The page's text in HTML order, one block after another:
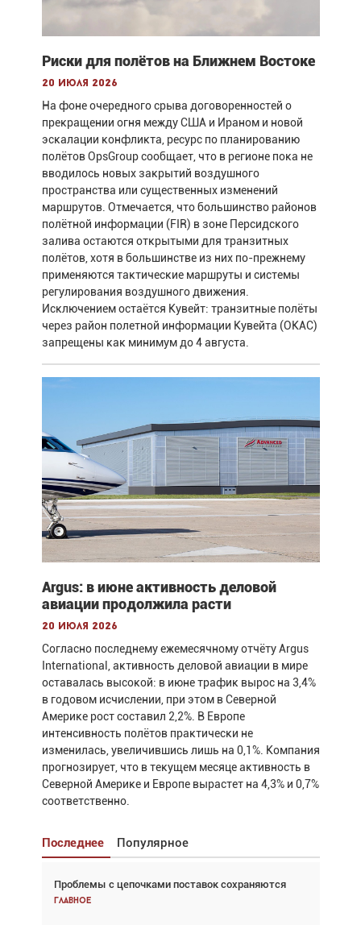
Риски для полётов на Ближнем Востоке
20 июля 2026
На фоне очередного срыва договоренностей о
прекращении огня между США и Ираном и новой
эскалации конфликта, ресурс по планированию
полётов OpsGroup сообщает, что в регионе пока не
вводилось новых закрытий воздушного
пространства или существенных изменений
маршрутов. Отмечается, что большинство районов
полётной информации (FIR) в зоне Персидского
залива остаются открытыми для транзитных
полётов, хотя в большинстве из них по-прежнему
применяются тактические маршруты и системы
регулирования воздушного движения.
Исключением остаётся Кувейт: транзитные полёты
через район полетной информации Кувейта (OKAC)
запрещены как минимум до 4 августа.
Argus: в июне активность деловой
авиации продолжила расти
20 июля 2026
Согласно последнему ежемесячному отчёту Argus
International, активность деловой авиации в мире
оставалась высокой: в июне трафик вырос на 3,4%
в годовом исчислении, при этом в Северной
Америке рост составил 2,2%. В Европе
интенсивность полётов практически не
изменилась, увеличившись лишь на 0,1%. Компания
прогнозирует, что в текущем месяце активность в
Северной Америке и Европе вырастет на 4,3% и 0,7%
соответственно.
Последнее Популярное
Проблемы с цепочками поставок сохраняются
Главное
Взгляд с высоты: тандем вертолётов и БПЛА в
спасательных операциях